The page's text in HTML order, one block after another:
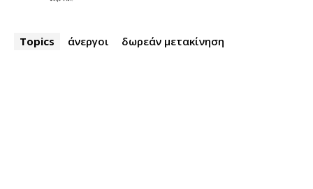
Topics άνεργοι δωρεάν μετακίνηση